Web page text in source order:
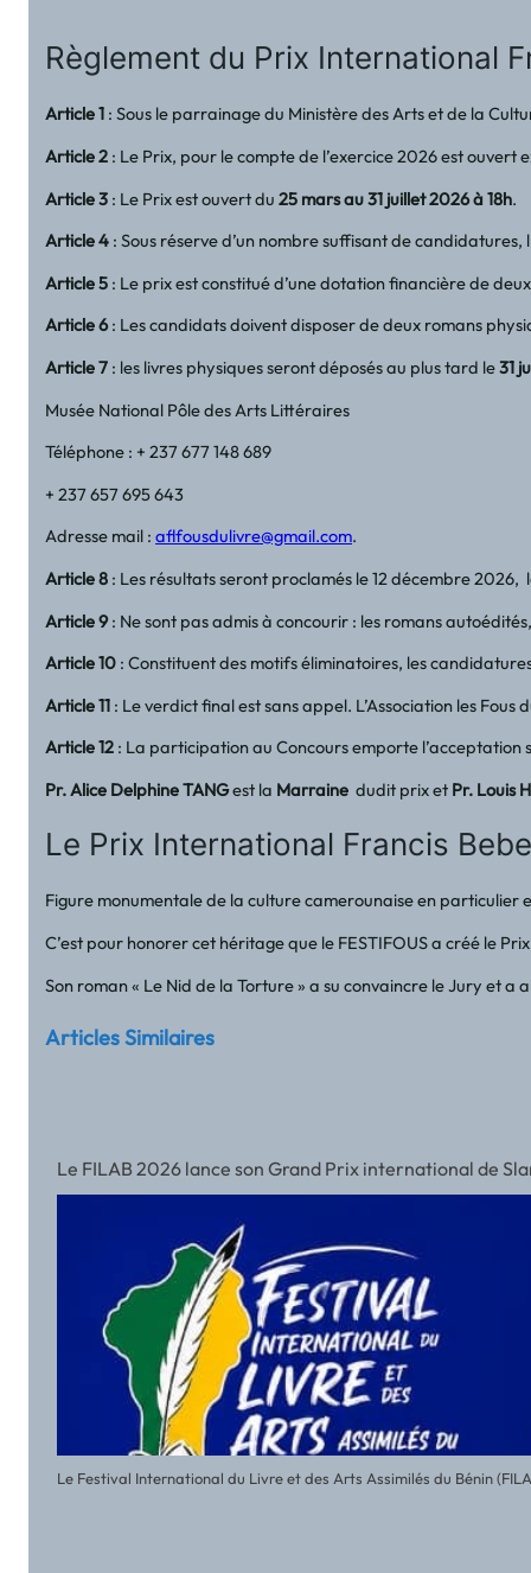
Règlement du Prix International
Article 1 : Sous le parrainage du Ministère des Arts et de la
Article 2 : Le Prix, pour le compte de l’exercice 2026 est
Article 3 : Le Prix est ouvert du25 mars au 31 juillet 2026 à 18h.
Article 4 : Sous réserve d’un nombre suffisant de
Article 5 : Le prix est constitué d’une dotation financière de
Article 6: Les candidats doivent disposer de deux romans
Article 7 : les livres physiques seront déposés au plus tard le31
Musée National Pôle des Arts Littéraires
Téléphone : + 237 677 148 689
+ 237 657 695 643
Adresse mail :aflfousdulivre@gmail.com.
Article 8 : Les résultats seront proclamés le 12 décembre
Article 9: Ne sont pas admis à concourir : les romans
Article 10 : Constituent des motifs éliminatoires, les
Article 11 : Le verdict final est sans appel. L’Association les
Article 12 : La participation au Concours emporte
Pr. Alice Delphine TANGest la Marraine dudit prix et Pr. Louis
Le Prix International Francis
Figure monumentale de la culture camerounaise en
C’est pour honorer cet héritage que le FESTIFOUS a créé le
Son roman « Le Nid de la Torture » a su convaincre le Jury et
Articles Similaires
Le FILAB 2026 lance son Grand Prix international de
Le Festival International du Livre et des Arts Assimilés du Bénin